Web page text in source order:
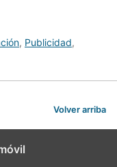
, Publicidad,
Volver arriba